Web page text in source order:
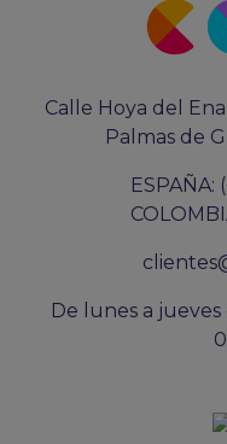
Calle Hoya del
Palmas de
De lunes a jueves